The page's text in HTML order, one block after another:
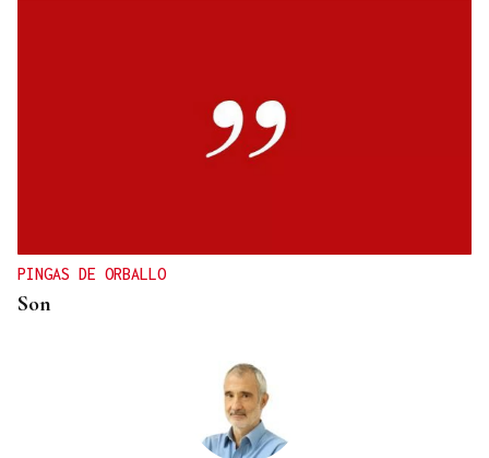
PINGAS DE ORBALLO
Son